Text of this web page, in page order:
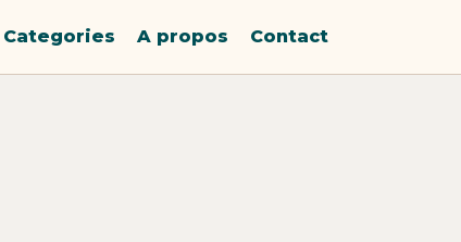
Categories A propos Contact